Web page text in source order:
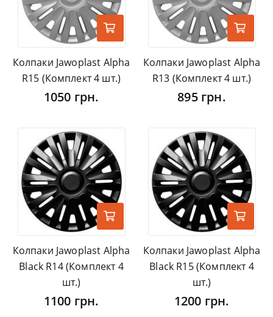
Колпаки Jawoplast Alpha
R15 (Комплект 4 шт.)
1050 грн.
Колпаки Jawoplast Alpha
R13 (Комплект 4 шт.)
895 грн.
Колпаки Jawoplast Alpha
Black R14 (Комплект 4
шт.)
1100 грн.
Колпаки Jawoplast Alpha
Black R15 (Комплект 4
шт.)
1200 грн.